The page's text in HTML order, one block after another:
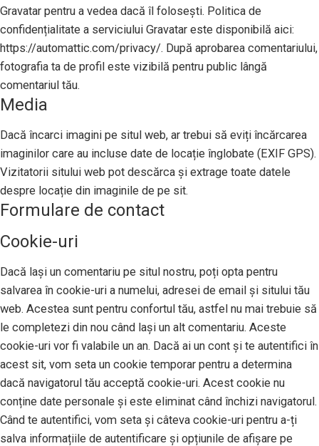
Gravatar pentru a vedea dacă îl folosești. Politica de
confidențialitate a serviciului Gravatar este disponibilă aici:
https://automattic.com/privacy/. După aprobarea comentariului,
fotografia ta de profil este vizibilă pentru public lângă
comentariul tău.
Media
Dacă încarci imagini pe situl web, ar trebui să eviți încărcarea
imaginilor care au incluse date de locație înglobate (EXIF GPS).
Vizitatorii sitului web pot descărca și extrage toate datele
despre locație din imaginile de pe sit.
Formulare de contact
Cookie-uri
Dacă lași un comentariu pe situl nostru, poți opta pentru
salvarea în cookie-uri a numelui, adresei de email și sitului tău
web. Acestea sunt pentru confortul tău, astfel nu mai trebuie să
le completezi din nou când lași un alt comentariu. Aceste
cookie-uri vor fi valabile un an. Dacă ai un cont și te autentifici în
acest sit, vom seta un cookie temporar pentru a determina
dacă navigatorul tău acceptă cookie-uri. Acest cookie nu
conține date personale și este eliminat când închizi navigatorul.
Când te autentifici, vom seta și câteva cookie-uri pentru a-ți
salva informațiile de autentificare și opțiunile de afișare pe